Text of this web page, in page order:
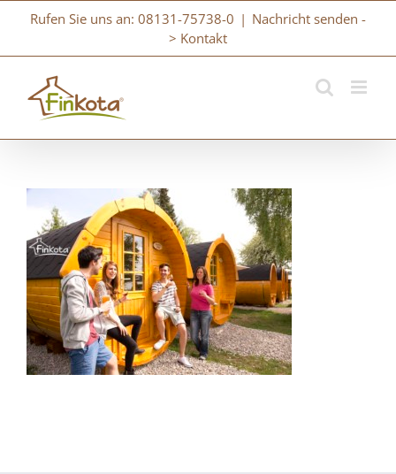
springen
Rufen Sie uns an: 08131-75738-0 | Nachricht senden -
> Kontakt